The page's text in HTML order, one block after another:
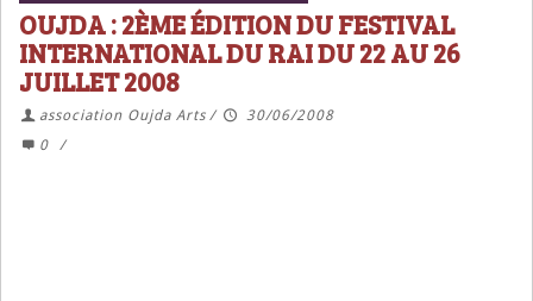
OUJDA : 2ÈME ÉDITION DU FESTIVAL
INTERNATIONAL DU RAI DU 22 AU 26
JUILLET 2008
association Oujda Arts /
30/06/2008
0
/